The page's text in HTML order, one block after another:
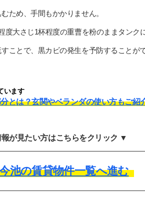
ため、手間もかかりません。
度大さじ1杯程度の重曹を粉のままタンク
ことで、黒カビの発生を予防することが
います
とは？玄関やベランダの使い方もご紹
が見たい方はこちらをクリック ▼
池の賃貸物件一覧へ進む